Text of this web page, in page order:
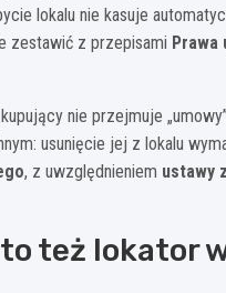
lokalu nie kasuje
zestawić z przepisami Prawa
nie przejmuje
usunięcie jej z lokalu
, z uwzględnieniem ustawy
to też lokator